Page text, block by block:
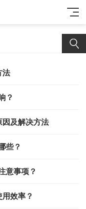
法
？
及解决方法
些？
意事项？
效率？